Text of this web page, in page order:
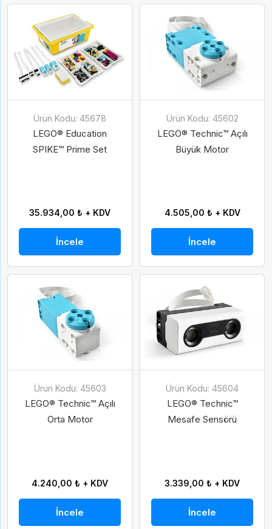
Ürün Kodu: 45678
LEGO® Education
SPIKE™ Prime Set
35.934,00 ₺ + KDV
İncele
Ürün Kodu: 45602
LEGO® Technic™ Açılı
Büyük Motor
4.505,00 ₺ + KDV
İncele
Ürün Kodu: 45603
LEGO® Technic™ Açılı
Orta Motor
4.240,00 ₺ + KDV
İncele
Ürün Kodu: 45604
LEGO® Technic™
Mesafe Sensörü
3.339,00 ₺ + KDV
İncele
Abone Ol
Gelince Haber Ver
İsim Soy İsim